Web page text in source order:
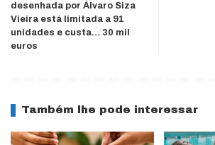
desenhada por Álvaro Siza
Vieira está limitada a 91
unidades e custa… 30 mil
euros
Também lhe pode interessar